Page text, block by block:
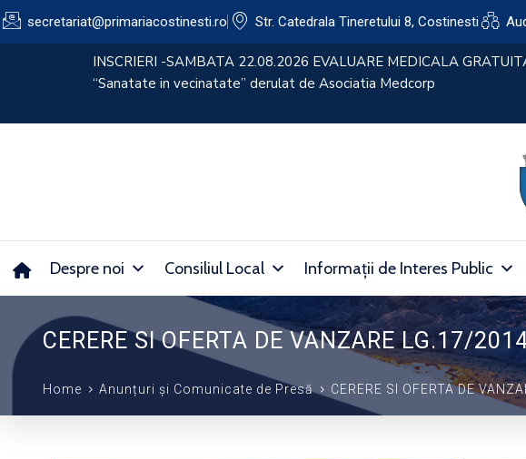
secretariat@primariacostinesti.ro​ Str. Catedrala Tineretului 8, Costinesti
CONVOCATOR 30.07.2026
Despre noi Consiliul Local Informații de Interes Public
CERERE SI OFERTA DE VANZARE LG.17/
Home Anunțuri și Comunicate de Presă CERERE SI OFERTA DE